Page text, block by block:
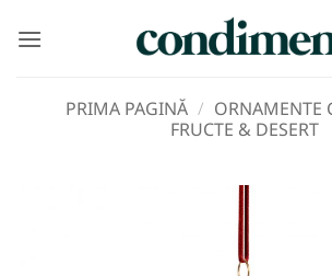
PRIMA PAGINĂ / ORNAMENTE
FRUCTE & DESERT